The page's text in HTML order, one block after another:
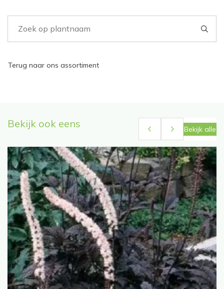
Terug naar ons assortiment
Bekijk ook eens Bekijk alle